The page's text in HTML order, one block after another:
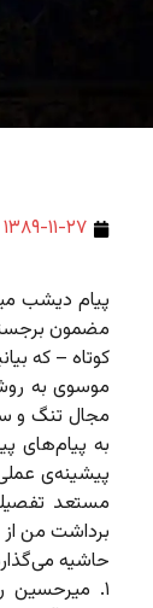
۱۳۸۹-۱۱-۲۷
پیام دیشب
مضمون
کوتاه – که
موسوی به
مجال تنگ و
به پیام‌های
پیشینه‌ی
مستعد
برداشت من
حاشیه